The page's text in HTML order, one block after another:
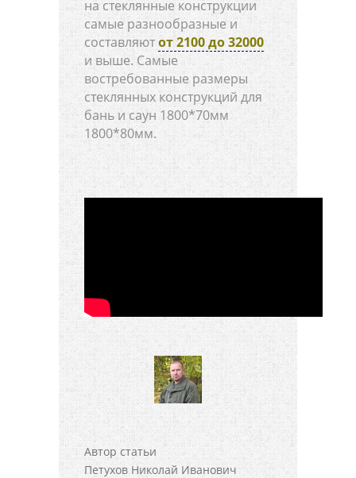
на стеклянные конструкции
самые разнообразные и
составляютот 2100 до 32000
и выше. Самые
востребованные размеры
стеклянных конструкций для
бань и саун 1800*70мм
1800*80мм.
Автор статьи
Петухов Николай Иванович